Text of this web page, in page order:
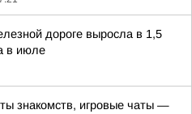
дороге выросла в 1,5
в июле
знакомств, игровые чаты —